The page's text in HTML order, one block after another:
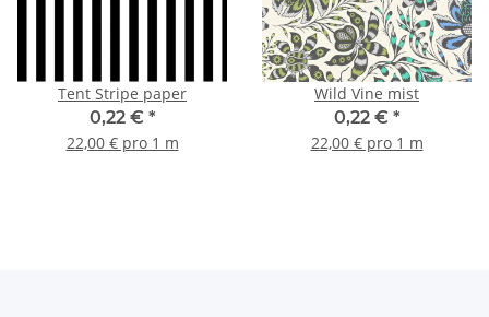
Tent Stripe paper
0,22 € *
22,00 € pro 1 m
Wild Vine mist
0,22 € *
22,00 € pro 1 m